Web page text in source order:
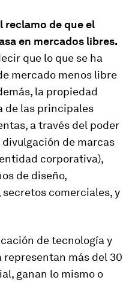
reclamo de que el
en mercados libres.
que lo que se ha
mercado menos libre
la propiedad
de las principales
a través del poder
de marcas
corporativa),
de diseño,
comerciales, y
de tecnología y
más del 30
ganan lo mismo o